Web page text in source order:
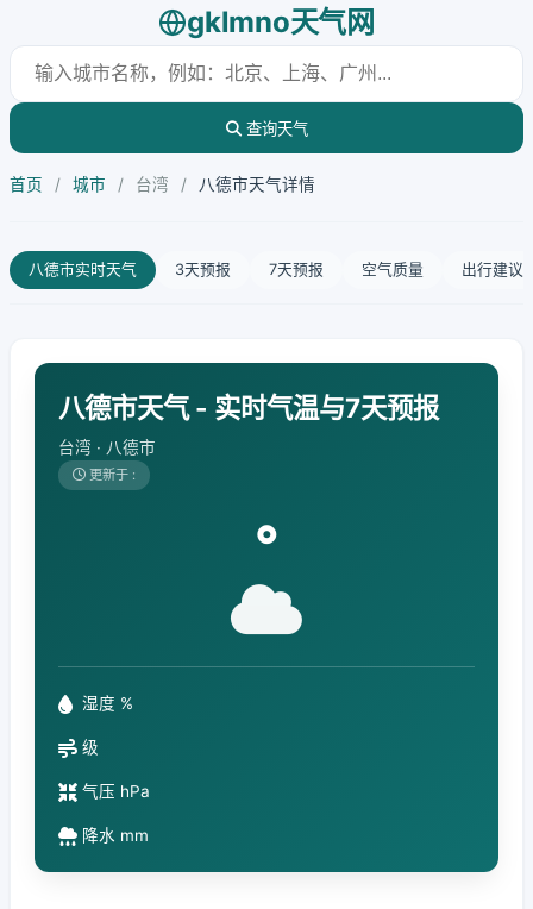
gklmno天气网
查询天气
首页 / 城市 / 台湾 / 八德市天气详情
八德市实时天气 3天预报 7天预报 空气质量 出行建议
八德市天气 - 实时气温与7天预报
台湾 · 八德市
更新于 :
°
湿度 %
级
气压 hPa
降水 mm